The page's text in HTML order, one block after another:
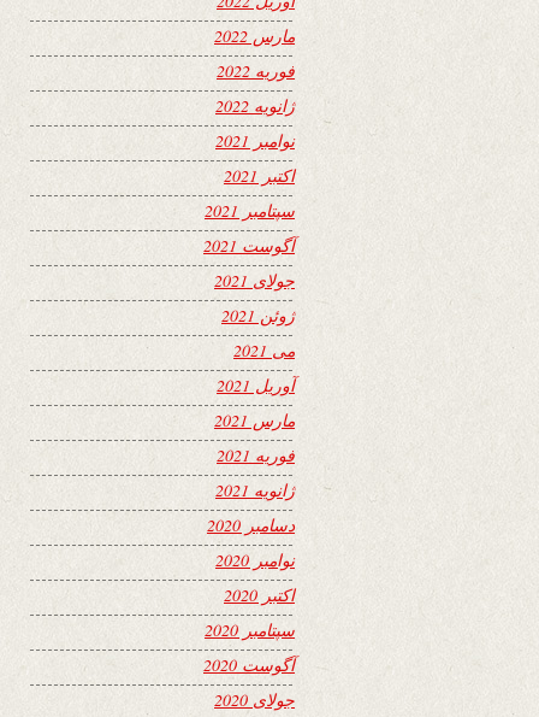
مارس 2022
فوریه 2022
ژانویه 2022
نوامبر 2021
اکتبر 2021
سپتامبر 2021
آگوست 2021
جولای 2021
ژوئن 2021
می 2021
آوریل 2021
مارس 2021
فوریه 2021
ژانویه 2021
دسامبر 2020
نوامبر 2020
اکتبر 2020
سپتامبر 2020
آگوست 2020
جولای 2020